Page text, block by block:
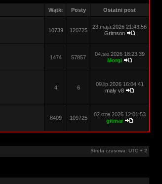
Wątki Posty Ostatni post
10739 120725
23.maja.2026 21:43:56
Grimson
1474 57857
04.sie.2026 18:23:39
Morgi
4 6
09.lip.2026 16:04:41
mały v8
8409 109725
02.cze.2026 12:01:53
gitmar
Strefa czasowa: UTC + 2